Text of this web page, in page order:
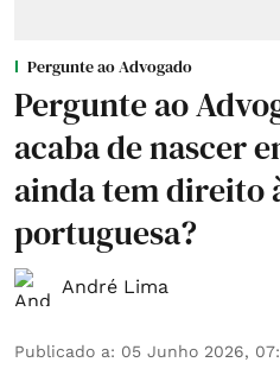
Pergunte ao Advogado
Pergunte ao
acaba de nascer
ainda tem direito
portuguesa?
André Lima
Publicado a: 05 Junho 2026,